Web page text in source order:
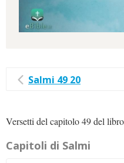
Salmi 49 20
Versetti del capitolo 49 del
Capitoli di Salmi